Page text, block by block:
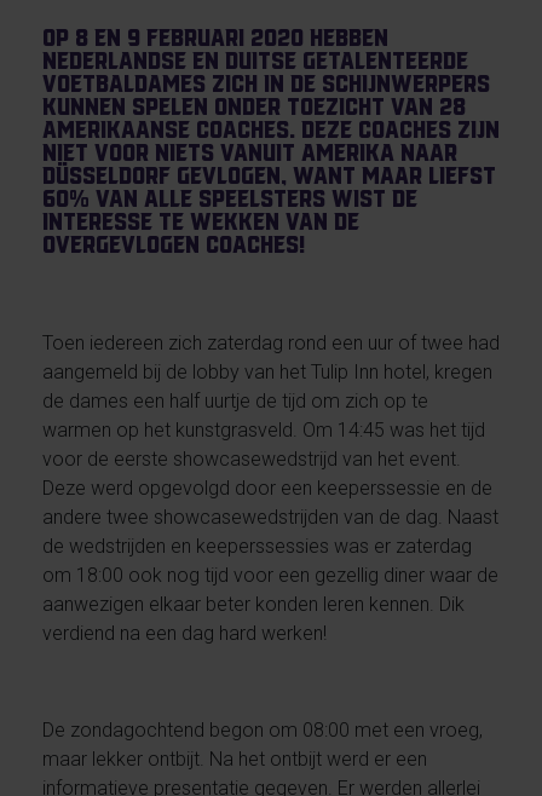
Op 8 en 9 februari 2020 hebben
Nederlandse en Duitse getalenteerde
voetbaldames zich in de schijnwerpers
kunnen spelen onder toezicht van 28
Amerikaanse coaches. Deze coaches zijn
niet voor niets vanuit Amerika naar
Düsseldorf gevlogen, want maar liefst
60% van alle speelsters wist de
interesse te wekken van de
overgevlogen coaches!
Toen iedereen zich zaterdag rond een uur of twee had
aangemeld bij de lobby van het Tulip Inn hotel, kregen
de dames een half uurtje de tijd om zich op te
warmen op het kunstgrasveld. Om 14:45 was het tijd
voor de eerste showcasewedstrijd van het event.
Deze werd opgevolgd door een keeperssessie en de
andere twee showcasewedstrijden van de dag. Naast
de wedstrijden en keeperssessies was er zaterdag
om 18:00 ook nog tijd voor een gezellig diner waar de
aanwezigen elkaar beter konden leren kennen. Dik
verdiend na een dag hard werken!
De zondagochtend begon om 08:00 met een vroeg,
maar lekker ontbijt. Na het ontbijt werd er een
informatieve presentatie gegeven. Er werden allerlei